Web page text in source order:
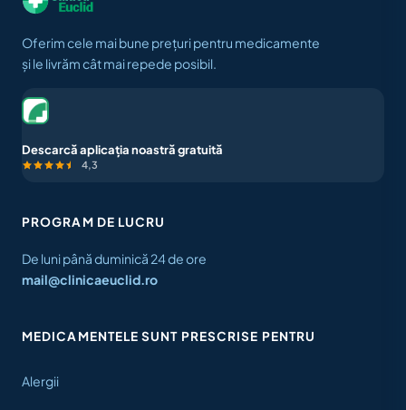
Oferim cele mai bune prețuri pentru medicamente
și le livrăm cât mai repede posibil.
Descarcă aplicația noastră gratuită
4,3
PROGRAM DE LUCRU
De luni până duminică 24 de ore
mail@clinicaeuclid.ro
MEDICAMENTELE SUNT PRESCRISE PENTRU
Alergii